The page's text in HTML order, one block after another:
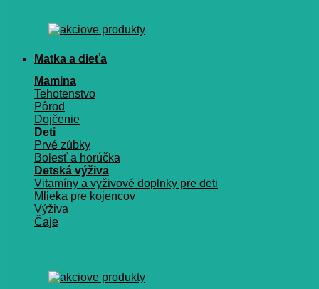
Matka a dieťa
Mamina
Tehotenstvo
Pôrod
Dojčenie
Deti
Prvé zúbky
Bolesť a horúčka
Detská výživa
Vitamíny a vyživové doplnky pre deti
Mlieka pre kojencov
Výživa
Čaje